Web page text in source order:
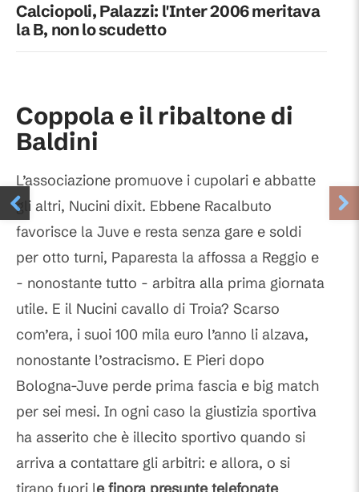
Calciopoli, Palazzi: l'Inter 2006 meritava
la B, non lo scudetto
Coppola e il ribaltone di
Baldini
L’associazione promuove i cupolari e abbatte
gli altri, Nucini dixit. Ebbene Racalbuto
favorisce la Juve e resta senza gare e soldi
per otto turni, Paparesta la affossa a Reggio e
- nonostante tutto - arbitra alla prima giornata
utile. E il Nucini cavallo di Troia? Scarso
com’era, i suoi 100 mila euro l’anno li alzava,
nonostante l’ostracismo. E Pieri dopo
Bologna-Juve perde prima fascia e big match
per sei mesi. In ogni caso la giustizia sportiva
ha asserito che è illecito sportivo quando si
arriva a contattare gli arbitri: e allora, o si